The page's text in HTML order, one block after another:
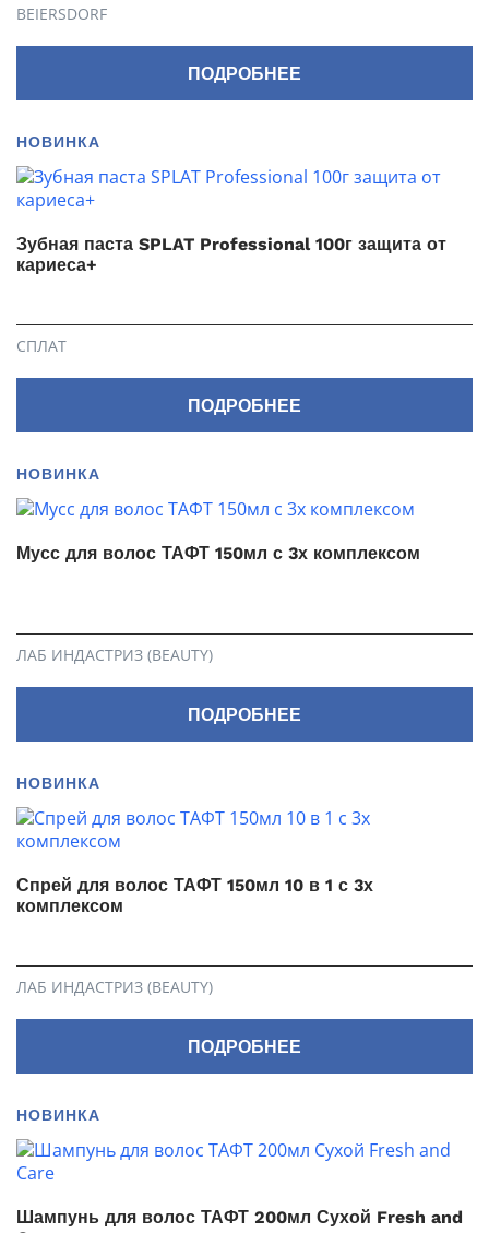
BEIERSDORF
ПОДРОБНЕЕ
НОВИНКА
Зубная паста SPLAT Professional 100г защита от
кариеса+
СПЛАТ
ПОДРОБНЕЕ
НОВИНКА
Мусс для волос ТАФТ 150мл с 3х комплексом
ЛАБ ИНДАСТРИЗ (BEAUTY)
ПОДРОБНЕЕ
НОВИНКА
Спрей для волос ТАФТ 150мл 10 в 1 с 3х
комплексом
ЛАБ ИНДАСТРИЗ (BEAUTY)
ПОДРОБНЕЕ
НОВИНКА
Шампунь для волос ТАФТ 200мл Сухой Fresh and